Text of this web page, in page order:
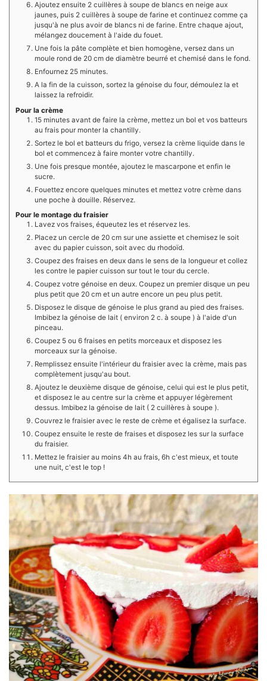
Ajoutez ensuite 2 cuillères à soupe de blancs en neige aux
jaunes, puis 2 cuillères à soupe de farine et continuez comme ça
jusqu'à ne plus avoir de blancs ni de farine. Entre chaque ajout,
mélangez doucement à l'aide du fouet.
Une fois la pâte complète et bien homogène, versez dans un
moule rond de 20 cm de diamètre beurré et chemisé dans le fond.
Enfournez 25 minutes.
A la fin de la cuisson, sortez la génoise du four, démoulez la et
laissez la refroidir.
Pour la crème
15 minutes avant de faire la crème, mettez un bol et vos batteurs
au frais pour monter la chantilly.
Sortez le bol et batteurs du frigo, versez la crème liquide dans le
bol et commencez à faire monter votre chantilly.
Une fois presque montée, ajoutez le mascarpone et enfin le
sucre.
Fouettez encore quelques minutes et mettez votre crème dans
une poche à douille. Réservez.
Pour le montage du fraisier
Lavez vos fraises, équeutez les et réservez les.
Placez un cercle de 20 cm sur une assiette et chemisez le soit
avec du papier cuisson, soit avec du rhodoïd.
Coupez des fraises en deux dans le sens de la longueur et collez
les contre le papier cuisson sur tout le tour du cercle.
Coupez votre génoise en deux. Coupez un premier disque un peu
plus petit que 20 cm et un autre encore un peu plus petit.
Disposez le disque de génoise le plus grand au pied des fraises.
Imbibez la génoise de lait ( environ 2 c. à soupe ) à l'aide d'un
pinceau.
Coupez 5 ou 6 fraises en petits morceaux et disposez les
morceaux sur la génoise.
Remplissez ensuite l'intérieur du fraisier avec la crème, mais pas
complètement jusqu'au bout.
Ajoutez le deuxième disque de génoise, celui qui est le plus petit,
et disposez le au centre sur la crème et appuyer légèrement
dessus. Imbibez la génoise de lait ( 2 cuillères à soupe ).
Couvrez le fraisier avec le reste de crème et égalisez la surface.
Coupez ensuite le reste de fraises et disposez les sur la surface
du fraisier.
Mettez le fraisier au moins 4h au frais, 6h c'est mieux, et toute
une nuit, c'est le top !